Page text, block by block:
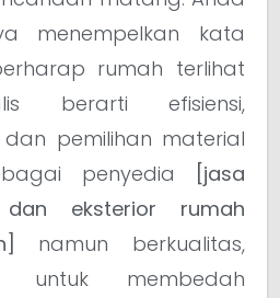
menempelkan kata
rumah terlihat
berarti efisiensi,
dan pemilihan material
penyedia
[jasa
eksterior rumah
namun berkualitas,
untuk membedah